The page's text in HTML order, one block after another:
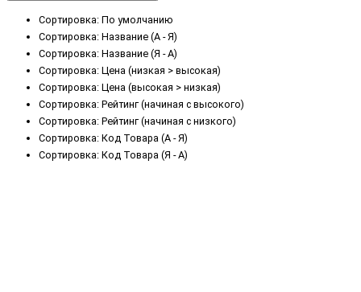
Сортировка: По умолчанию
Сортировка: Название (А - Я)
Сортировка: Название (Я - А)
Сортировка: Цена (низкая > высокая)
Сортировка: Цена (высокая > низкая)
Сортировка: Рейтинг (начиная с высокого)
Сортировка: Рейтинг (начиная с низкого)
Сортировка: Код Товара (А - Я)
Сортировка: Код Товара (Я - А)